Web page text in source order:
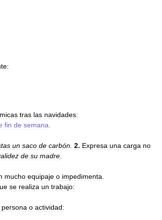
tras las navidades:
fin de semana
un saco de carbón 2. Expresa una carga no
de su madre
mucho equipaje o impedimenta
se realiza un trabajo:
persona o actividad: